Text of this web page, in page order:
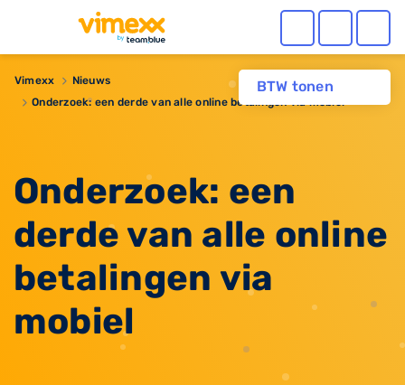
BTW tonen
Vimexx
Nieuws
​Onderzoek: een derde van alle online betalingen via mobiel
​Onderzoek: een
derde van alle online
betalingen via
mobiel